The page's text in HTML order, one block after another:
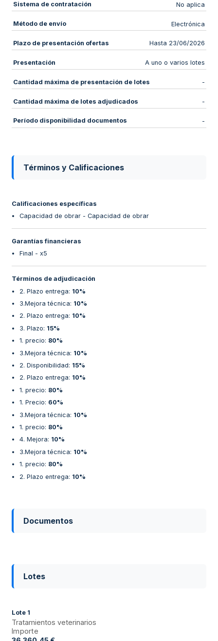
Sistema de contratación No aplica
Método de envío Electrónica
Plazo de presentación ofertas Hasta 23/06/2026
Presentación A uno o varios lotes
Cantidad máxima de presentación de lotes -
Cantidad máxima de lotes adjudicados -
Período disponibilidad documentos -
Términos y Calificaciones
Calificaciones específicas
Capacidad de obrar - Capacidad de obrar
Garantías financieras
Final - x5
Términos de adjudicación
2. Plazo entrega: 10%
3.Mejora técnica: 10%
2. Plazo entrega: 10%
3. Plazo: 15%
1. precio: 80%
3.Mejora técnica: 10%
2. Disponibilidad: 15%
2. Plazo entrega: 10%
1. precio: 80%
1. Precio: 60%
3.Mejora técnica: 10%
1. precio: 80%
4. Mejora: 10%
3.Mejora técnica: 10%
1. precio: 80%
2. Plazo entrega: 10%
Documentos
Lotes
Lote 1
Tratamientos veterinarios
Importe